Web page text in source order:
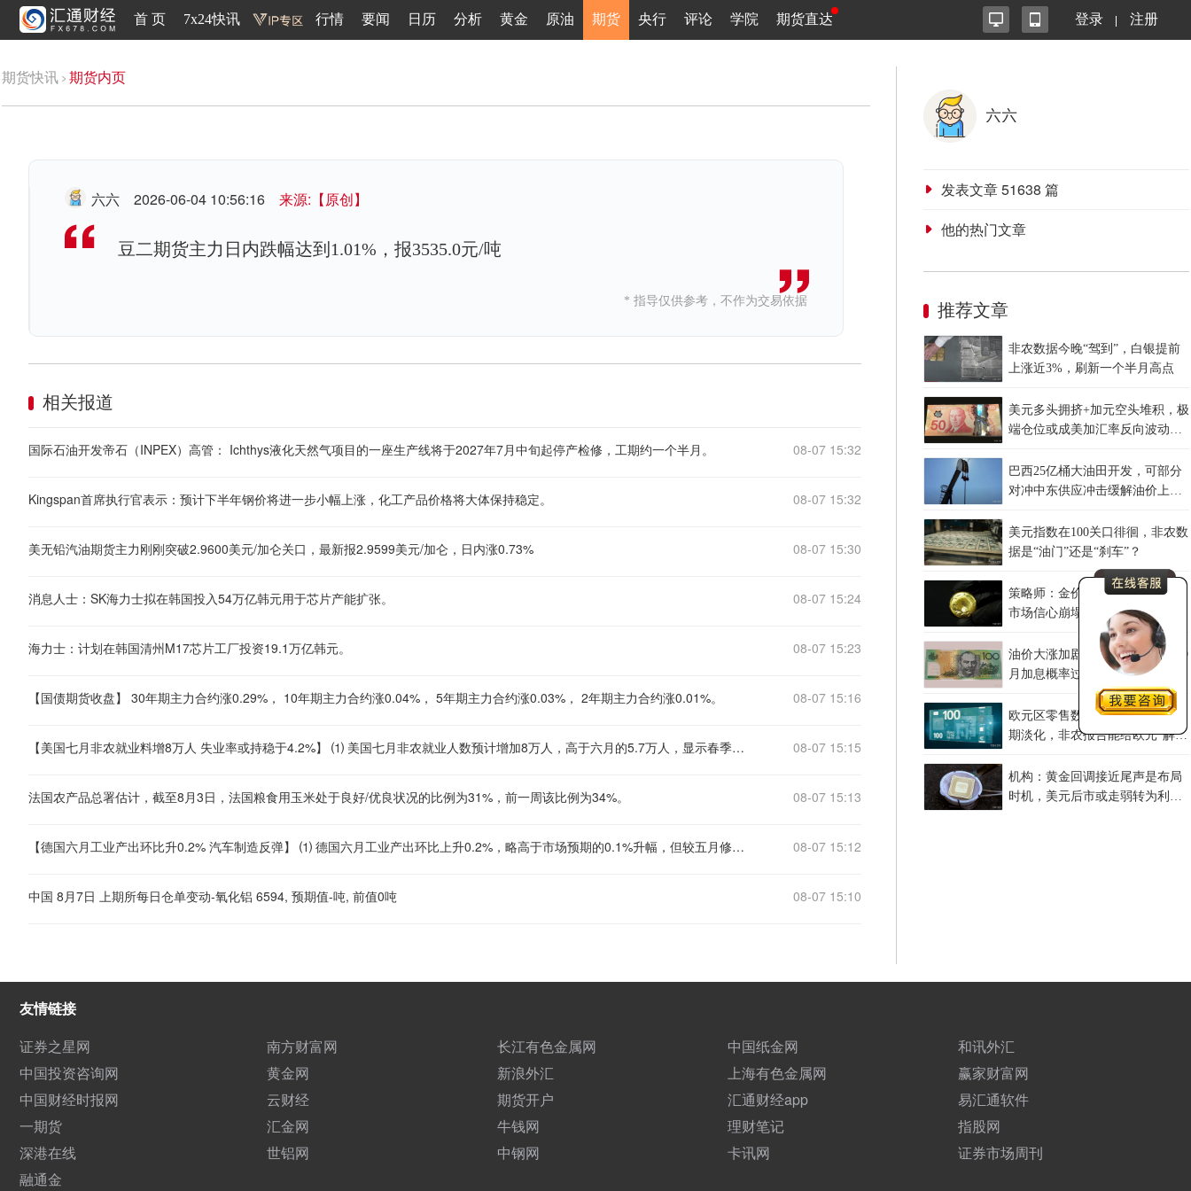
首 页 7x24快讯 行情 要闻 日历 分析 黄金 原油 期货 央行 评论 学院 期货直达 登录 注册
期货快讯 期货内页
六六 2026-06-04 10:56:16 来源:【原创】
豆二期货主力日内跌幅达到1.01%，报3535.0元/吨
* 指导仅供参考，不作为交易依据
相关报道
国际石油开发帝石（INPEX）高管： Ichthys液化天然气项目的一座生产线将于2027年7月中旬起停产检修，工期约一个半月。 08-07 15:32
Kingspan首席执行官表示：预计下半年钢价将进一步小幅上涨，化工产品价格将大体保持稳定。 08-07 15:32
美无铅汽油期货主力刚刚突破2.9600美元/加仑关口，最新报2.9599美元/加仑，日内涨0.73% 08-07 15:30
消息人士：SK海力士拟在韩国投入54万亿韩元用于芯片产能扩张。 08-07 15:24
海力士：计划在韩国清州M17芯片工厂投资19.1万亿韩元。 08-07 15:23
【国债期货收盘】 30年期主力合约涨0.29%， 10年期主力合约涨0.04%， 5年期主力合约涨0.03%， 2年期主力合约涨0.01%。 08-07 15:16
【美国七月非农就业料增8万人 失业率或持稳于4.2%】 ⑴ 美国七月非农就业人数预计增加8万人，高于六月的5.7万人，显示春季强劲增长放缓后出现温和反弹。 ⑵ 私营部门预计贡献7.8万个新增岗位，政府部门就业料增0.2万人；医疗保健行业可能领涨，休闲与酒店业就业亦预计出现反弹。 ⑶ 失业率预计维持在4.2%不变，接近一年低点；平均时薪预计环比升0.3%、同比升3.5%，均与六月增速持平。 ⑷ 整体来看，该报告预计将指向美国劳动力市场保持相对稳定。 08-07 15:15
法国农产品总署估计，截至8月3日，法国粮食用玉米处于良好/优良状况的比例为31%，前一周该比例为34%。 08-07 15:13
【德国六月工业产出环比升0.2% 汽车制造反弹】 ⑴ 德国六月工业产出环比上升0.2%，略高于市场预期的0.1%升幅，但较五月修正后的0.7%增幅有所放缓。 ⑵ 机械与设备制造环比下降3.9%，部分抵消了汽车制造跃升3.6%及其他运输设备制造激增8.4%的拉动作用；剔除能源与建筑业后，工业产出环比持平，消费品（升1.0%）和资本品（升0.2%）的增长对冲了中间品（降0.9%）的下滑。 ⑶ 工业以外领域，能源产出环比升1.9%，建筑业产出升0.1%；能源密集型工业分支产出环比降1.8%。 ⑷ 以波动较小的三个月区间来看，四至六月工业产出较前三个月增长0.7%；同比来看，六月整体工业产出下降0.1%，五月为持平。 08-07 15:12
中国 8月7日 上期所每日仓单变动-氧化铝 6594, 预期值-吨, 前值0吨 08-07 15:10
六六
发表文章51638 篇
他的热门文章
推荐文章
非农数据今晚“驾到”，白银提前
上涨近3%，刷新一个半月高点
美元多头拥挤+加元空头堆积，极
端仓位或成美加汇率反向波动源
巴西25亿桶大油田开发，可部分
对冲中东供应冲击缓解油价上行
美元指数在100关口徘徊，非农数
据是“油门”还是“刹车”？
策略师：金价冲破4200美元源自
市场信心崩塌，白银可能迎来更
油价大涨加剧通胀担忧，美联储9
月加息概率过半，澳元后市怎么
欧元区零售数据疲软叠加加息预
期淡化，非农报告能给欧元“解
机构：黄金回调接近尾声是布局
时机，美元后市或走弱转为利多
友情链接
证券之星网
南方财富网 长江有色金属网 中国纸金网
和讯外汇
中国投资咨询网
黄金网 新浪外汇 上海有色金属网
赢家财富网
中国财经时报网
云财经 期货开户 汇通财经app
易汇通软件
一期货
汇金网 牛钱网 理财笔记
指股网
深港在线
世铝网 中钢网 卡讯网
证券市场周刊
融通金